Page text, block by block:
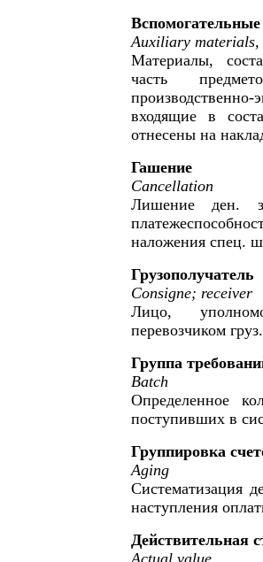
Auxiliary
Материалы,
часть
входящие в
отнесены на
Гашение
Cancellation
Лишение ден.
наложения спец.
Грузополучатель
Consigne; receiver
Лицо,
перевозчиком груз.
Группа
Batch
Определенное
поступивших в
Группировка
Aging
Систематизация
наступления
Действительная
Actual value